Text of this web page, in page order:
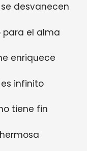
desvanecen
para el alma
enriquece
infinito
tiene fin